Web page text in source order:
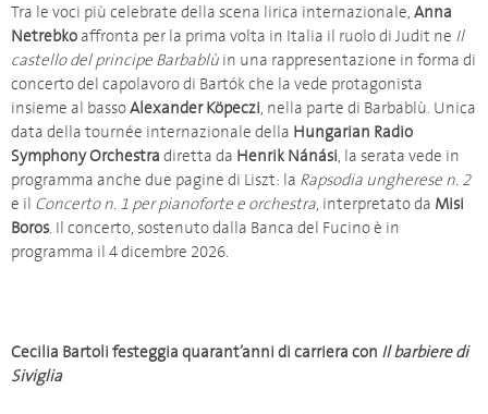
Tra le voci più celebrate della scena lirica internazionale, Anna
Netrebko affronta per la prima volta in Italia il ruolo di Judit ne Il
castello del principe Barbablù in una rappresentazione in forma di
concerto del capolavoro di Bartók che la vede protagonista
insieme al bassoAlexander Köpeczi, nella parte di Barbablù. Unica
data della tournée internazionale della Hungarian Radio
Symphony Orchestra diretta da Henrik Nánási, la serata vede in
programma anche due pagine di Liszt: la Rapsodia ungherese n. 2
e il Concerto n. 1 per pianoforte e orchestra, interpretato da Misi
Boros. Il concerto, sostenuto dalla Banca del Fucino è in
programma il 4 dicembre 2026.
Cecilia Bartoli festeggia quarant’anni di carriera con Il barbiere di
Siviglia